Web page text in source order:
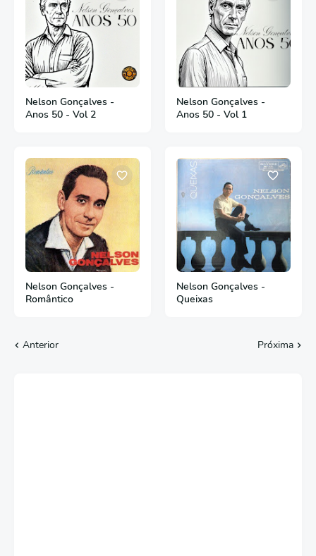
Nelson Gonçalves -
Anos 50 - Vol 2
Nelson Gonçalves -
Anos 50 - Vol 1
Nelson Gonçalves -
Romântico
Nelson Gonçalves -
Queixas
Anterior Próxima